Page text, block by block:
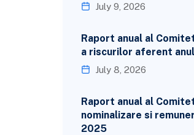
July 9, 2026
Raport anual al
a riscurilor aferent
July 8, 2026
Raport anual al
nominalizare si
2025